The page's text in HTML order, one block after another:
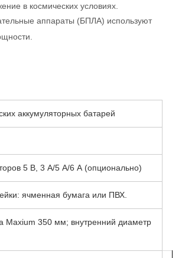
в космических условиях.
аппараты (БПЛА) используют
аккумуляторных батарей
5 В, 3 А/5 А/6 А (опционально)
ячменная бумага или ПВХ.
Maxium 350 мм; внутренний диаметр